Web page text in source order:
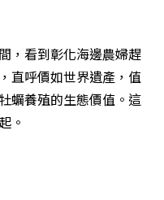
，看到彰化海邊農婦趕
直呼價如世界遺產，值
蠣養殖的生態價值。這
。